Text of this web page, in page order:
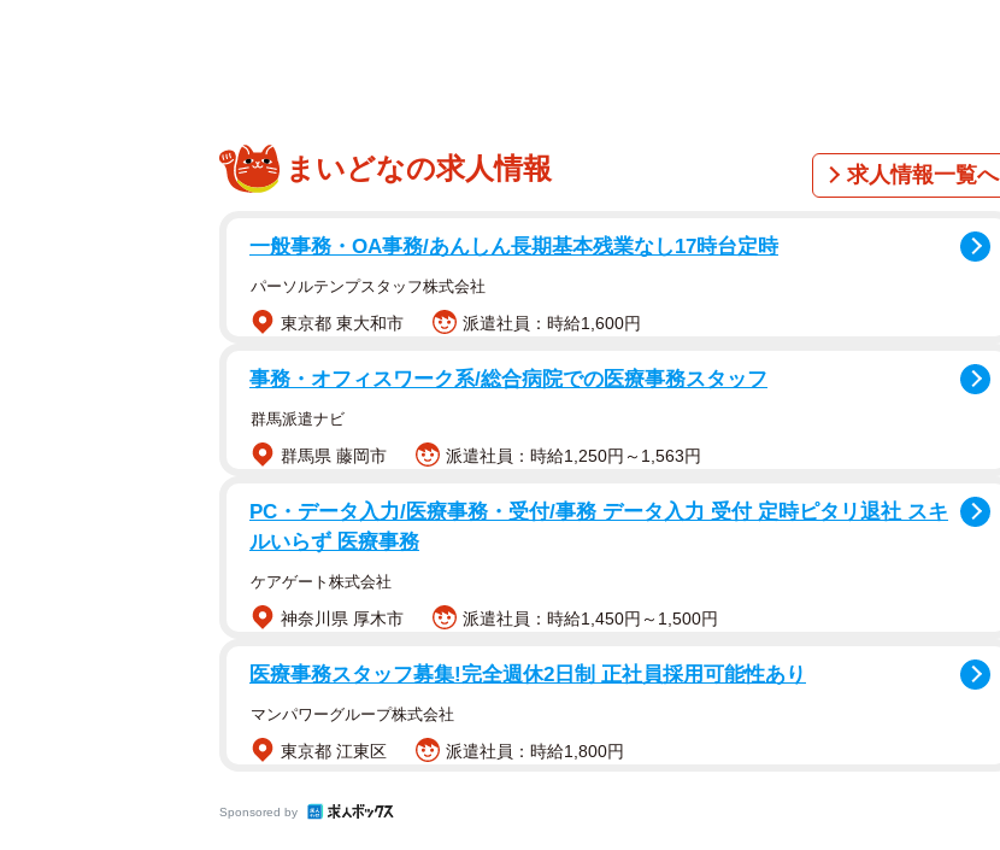
まいどなの求人情報 求人情報一覧へ
一般事務・OA事務/あんしん長期基本残業なし17時台定時
パーソルテンプスタッフ株式会社
東京都 東大和市 派遣社員：時給1,600円
事務・オフィスワーク系/総合病院での医療事務スタッフ
群馬派遣ナビ
群馬県 藤岡市 派遣社員：時給1,250円～1,563円
PC・データ入力/医療事務・受付/事務 データ入力 受付 定時ピタリ退社 スキ
ルいらず 医療事務
ケアゲート株式会社
神奈川県 厚木市 派遣社員：時給1,450円～1,500円
医療事務スタッフ募集!完全週休2日制 正社員採用可能性あり
マンパワーグループ株式会社
東京都 江東区 派遣社員：時給1,800円
Sponsored by